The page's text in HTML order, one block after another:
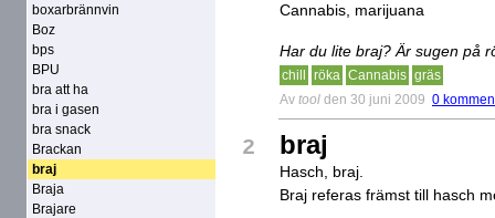
boxarbrännvin
Boz
bps
BPU
bra att ha
bra i gasen
bra snack
Brackan
braj
Braja
Brajare
Cannabis, marijuana
Har du lite braj? Är sugen på
chill röka Cannabis gräs
Av tool den 30 juni 2009 0
2 braj
Hasch, braj.
Braj referas främst till hasch